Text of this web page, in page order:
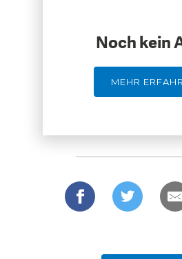
Noch kein
MEHR